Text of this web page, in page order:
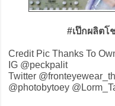
#เป๊กผลิตโ
Credit Pic Thanks To
IG @peckpalit
Twitter
@photobytoey